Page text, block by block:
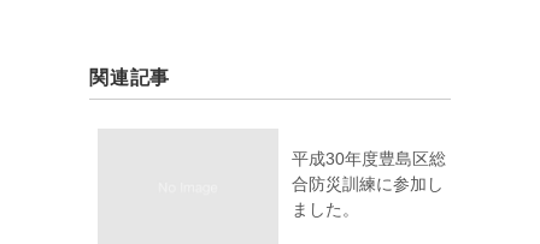
関連記事
平成30年度豊島区総
合防災訓練に参加し
ました。